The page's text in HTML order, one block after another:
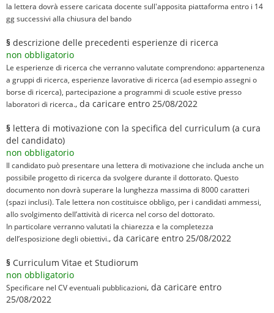
la lettera dovrà essere caricata docente sull'apposita piattaforma entro i 14
gg successivi alla chiusura del bando
§ descrizione delle precedenti esperienze di ricerca
non obbligatorio
Le esperienze di ricerca che verranno valutate comprendono: appartenenza
a gruppi di ricerca, esperienze lavorative di ricerca (ad esempio assegni o
borse di ricerca), partecipazione a programmi di scuole estive presso
laboratori di ricerca., da caricare entro 25/08/2022
§ lettera di motivazione con la specifica del curriculum (a cura
del candidato)
non obbligatorio
Il candidato può presentare una lettera di motivazione che includa anche un
possibile progetto di ricerca da svolgere durante il dottorato. Questo
documento non dovrà superare la lunghezza massima di 8000 caratteri
(spazi inclusi). Tale lettera non costituisce obbligo, per i candidati ammessi,
allo svolgimento dell’attività di ricerca nel corso del dottorato.
In particolare verranno valutati la chiarezza e la completezza
dell’esposizione degli obiettivi., da caricare entro 25/08/2022
§ Curriculum Vitae et Studiorum
non obbligatorio
Specificare nel CV eventuali pubblicazioni, da caricare entro
25/08/2022